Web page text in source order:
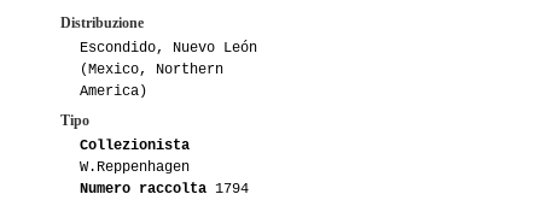
Distribuzione
Escondido, Nuevo León
(Mexico, Northern
America)
Tipo
Collezionista
W.Reppenhagen
Numero raccolta 1794